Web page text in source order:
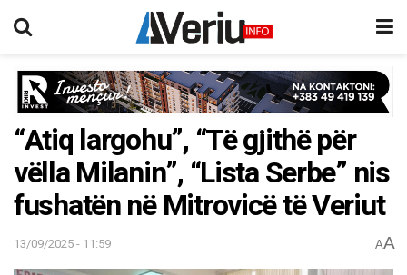
“Atiq largohu”, “Të gjithë për
vëlla Milanin”, “Lista Serbe” nis
fushatën në Mitrovicë të Veriut
13/09/2025 - 11:59 AA